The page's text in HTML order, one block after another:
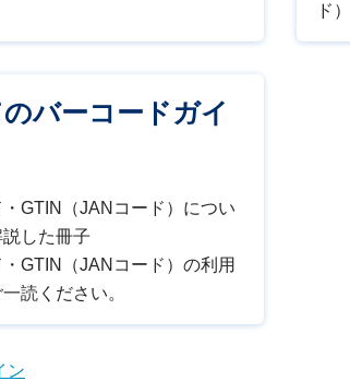
ド
のバーコードガイ
GTIN（JANコード）につい
した冊子
GTIN（JANコード）の利用
読ください。
ン